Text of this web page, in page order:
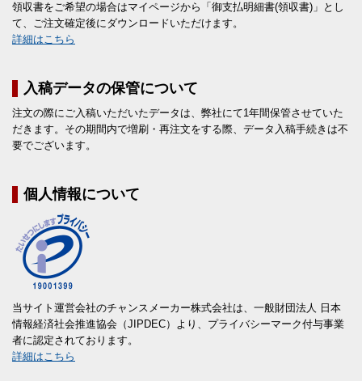
領収書をご希望の場合はマイページから「御支払明細書(領収書)」とし
て、ご注文確定後にダウンロードいただけます。
詳細はこちら
入稿データの保管について
注文の際にご入稿いただいたデータは、弊社にて1年間保管させていた
だきます。その期間内で増刷・再注文をする際、データ入稿手続きは不
要でございます。
個人情報について
当サイト運営会社のチャンスメーカー株式会社は、一般財団法人 日本
情報経済社会推進協会（JIPDEC）より、プライバシーマーク付与事業
者に認定されております。
詳細はこちら